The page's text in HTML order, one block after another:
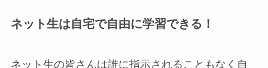
ネット生は自宅で自由に学習できる！
ネット生の皆さんは誰に指示されることもなく自